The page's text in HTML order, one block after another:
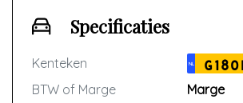
Specificaties
Kenteken NL
BTW of Marge
Marge